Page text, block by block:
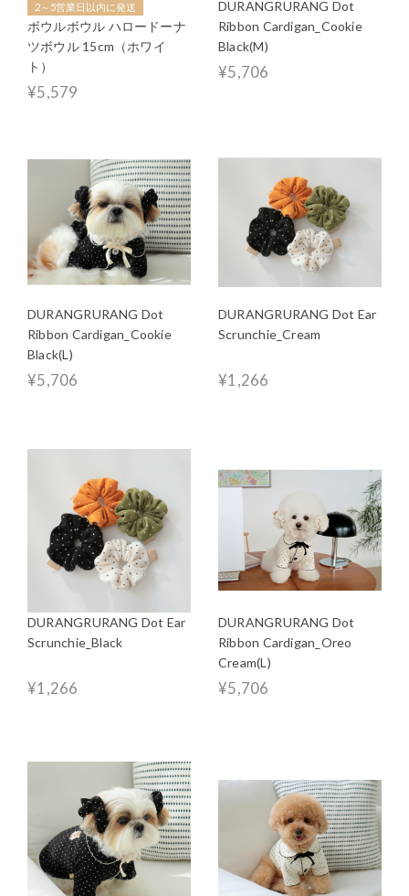
2～5営業日以内に発送
ボウルボウル ハロードーナ
ツボウル 15cm（ホワイ
ト）
¥5,579
DURANGRURANG Dot
Ribbon Cardigan_Cookie
Black(M)
¥5,706
DURANGRURANG Dot
Ribbon Cardigan_Cookie
Black(L)
¥5,706
DURANGRURANG Dot Ear
Scrunchie_Cream
¥1,266
DURANGRURANG Dot Ear
Scrunchie_Black
¥1,266
DURANGRURANG Dot
Ribbon Cardigan_Oreo
Cream(L)
¥5,706